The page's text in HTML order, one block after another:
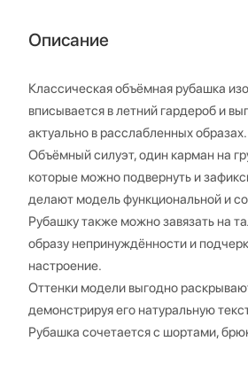
Описание
Классическая объёмная рубашка
вписывается в летний гардероб и
актуально в расслабленных образах.
Объёмный силуэт, один карман на
которые можно подвернуть и
делают модель функциональной и
Рубашку также можно завязать на
образу непринуждённости и
настроение.
Оттенки модели выгодно
демонстрируя его натуральную
Рубашка сочетается с шортами,